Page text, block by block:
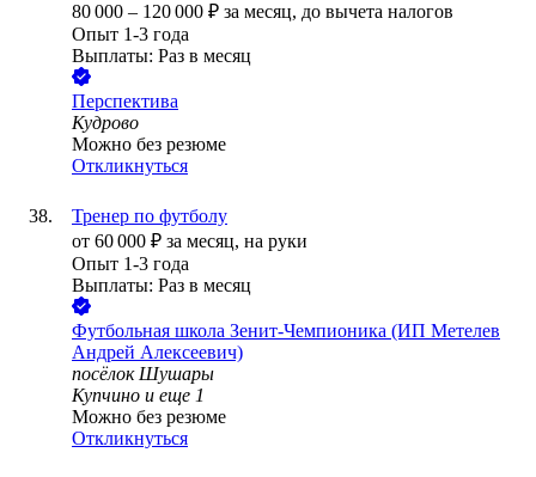
80 000 – 120 000 ₽ за месяц, до вычета налогов
Опыт 1-3 года
Выплаты: Раз в месяц
Перспектива
Кудрово
Можно без резюме
Откликнуться
Тренер по футболу
от 60 000 ₽ за месяц, на руки
Опыт 1-3 года
Выплаты: Раз в месяц
Футбольная школа Зенит-Чемпионика (ИП Метелев
Андрей Алексеевич)
посёлок Шушары
Купчино и еще 1
Можно без резюме
Откликнуться